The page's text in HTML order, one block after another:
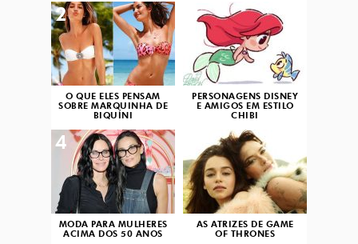
O QUE ELES PENSAM
SOBRE MARQUINHA DE
BIQUÍNI
2
PERSONAGENS DISNEY
E AMIGOS EM ESTILO
CHIBI
3
MODA PARA MULHERES
ACIMA DOS 50 ANOS
4
AS ATRIZES DE GAME
OF THRONES